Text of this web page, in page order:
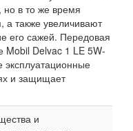
но в то же время
а также увеличивают
его сажей. Передовая
Mobil Delvac 1 LE 5W-
эксплуатационные
и защищает
и